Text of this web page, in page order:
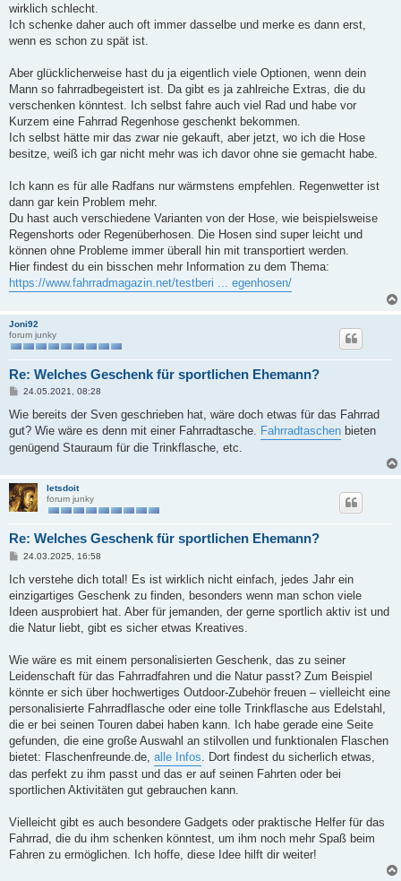
wirklich schlecht.
Ich schenke daher auch oft immer dasselbe und merke es dann erst,
wenn es schon zu spät ist.
Aber glücklicherweise hast du ja eigentlich viele Optionen, wenn dein
Mann so fahrradbegeistert ist. Da gibt es ja zahlreiche Extras, die du
verschenken könntest. Ich selbst fahre auch viel Rad und habe vor
Kurzem eine Fahrrad Regenhose geschenkt bekommen.
Ich selbst hätte mir das zwar nie gekauft, aber jetzt, wo ich die Hose
besitze, weiß ich gar nicht mehr was ich davor ohne sie gemacht habe.
Ich kann es für alle Radfans nur wärmstens empfehlen. Regenwetter ist
dann gar kein Problem mehr.
Du hast auch verschiedene Varianten von der Hose, wie beispielsweise
Regenshorts oder Regenüberhosen. Die Hosen sind super leicht und
können ohne Probleme immer überall hin mit transportiert werden.
Hier findest du ein bisschen mehr Information zu dem Thema:
https://www.fahrradmagazin.net/testberi ... egenhosen/
Joni92
forum junky
Re: Welches Geschenk für sportlichen Ehemann?
B
i
r
a
g
24.05.2021, 08:28
Wie bereits der Sven geschrieben hat, wäre doch etwas für das Fahrrad
gut? Wie wäre es denn mit einer Fahrradtasche. Fahrradtaschen bieten
genügend Stauraum für die Trinkflasche, etc.
letsdoit
forum junky
Re: Welches Geschenk für sportlichen Ehemann?
B
i
r
a
24.03.2025, 16:58
Ich verstehe dich total! Es ist wirklich nicht einfach, jedes Jahr ein
einzigartiges Geschenk zu finden, besonders wenn man schon viele
Ideen ausprobiert hat. Aber für jemanden, der gerne sportlich aktiv ist und
die Natur liebt, gibt es sicher etwas Kreatives.
Wie wäre es mit einem personalisierten Geschenk, das zu seiner
Leidenschaft für das Fahrradfahren und die Natur passt? Zum Beispiel
könnte er sich über hochwertiges Outdoor-Zubehör freuen – vielleicht eine
personalisierte Fahrradflasche oder eine tolle Trinkflasche aus Edelstahl,
die er bei seinen Touren dabei haben kann. Ich habe gerade eine Seite
gefunden, die eine große Auswahl an stilvollen und funktionalen Flaschen
bietet: Flaschenfreunde.de, alle Infos . Dort findest du sicherlich etwas,
das perfekt zu ihm passt und das er auf seinen Fahrten oder bei
sportlichen Aktivitäten gut gebrauchen kann.
Vielleicht gibt es auch besondere Gadgets oder praktische Helfer für das
Fahrrad, die du ihm schenken könntest, um ihm noch mehr Spaß beim
Fahren zu ermöglichen. Ich hoffe, diese Idee hilft dir weiter!